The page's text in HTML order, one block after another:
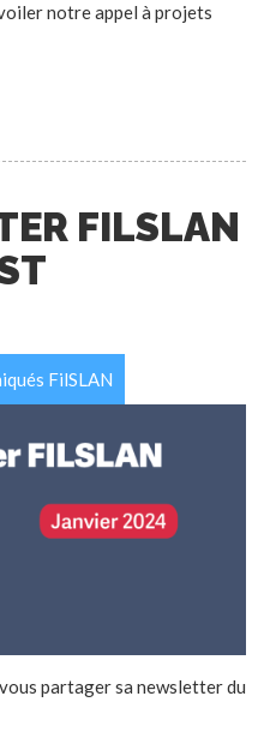
notre appel à projets
FILSLAN
FilSLAN
partager sa newsletter du